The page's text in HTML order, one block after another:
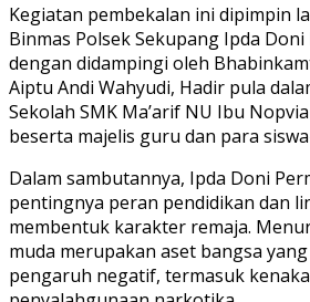
Kegiatan pembekalan ini dipimpin
Binmas Polsek Sekupang Ipda Doni
dengan didampingi oleh
Aiptu Andi Wahyudi, Hadir pula
Sekolah SMK Ma’arif NU Ibu
beserta majelis guru dan para
Dalam sambutannya, Ipda Doni
pentingnya peran pendidikan dan
membentuk karakter remaja.
muda merupakan aset bangsa
pengaruh negatif, termasuk